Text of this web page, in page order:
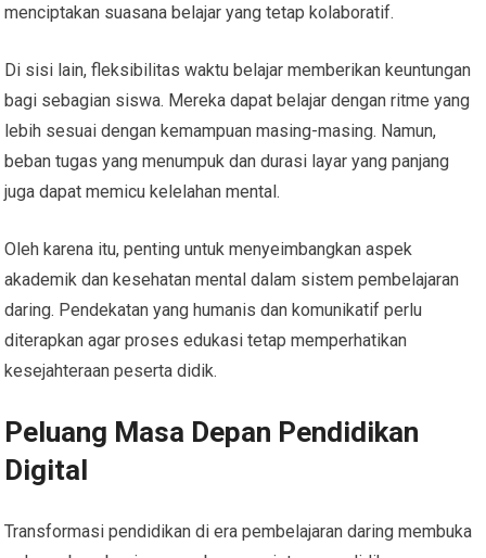
menciptakan suasana belajar yang tetap kolaboratif.
Di sisi lain, fleksibilitas waktu belajar memberikan keuntungan
bagi sebagian siswa. Mereka dapat belajar dengan ritme yang
lebih sesuai dengan kemampuan masing-masing. Namun,
beban tugas yang menumpuk dan durasi layar yang panjang
juga dapat memicu kelelahan mental.
Oleh karena itu, penting untuk menyeimbangkan aspek
akademik dan kesehatan mental dalam sistem pembelajaran
daring. Pendekatan yang humanis dan komunikatif perlu
diterapkan agar proses edukasi tetap memperhatikan
kesejahteraan peserta didik.
Peluang Masa Depan Pendidikan
Digital
Transformasi pendidikan di era pembelajaran daring membuka